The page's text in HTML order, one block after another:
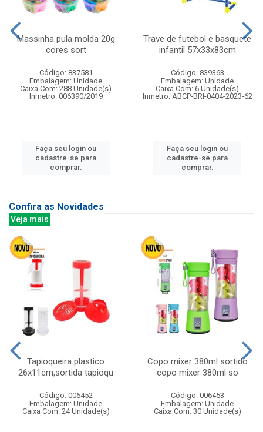
Massinha pula molda 20g
cores sort
Código: 837581
Embalagem: Unidade
Caixa Com: 288 Unidade(s)
Inmetro: 006390/2019
Faça seu login ou
cadastre-se para
comprar.
Trave de futebol e basquete
infantil 57x33x83cm
Código: 839363
Embalagem: Unidade
Caixa Com: 6 Unidade(s)
Inmetro: ABCP-BRI-0404-2023-62
Faça seu login ou
cadastre-se para
comprar.
Confira as Novidades
Veja mais
Tapioqueira plastico
26x11cm,sortida tapioqu
Código: 006452
Embalagem: Unidade
Caixa Com: 24 Unidade(s)
Copo mixer 380ml sortido
copo mixer 380ml so
Código: 006453
Embalagem: Unidade
Caixa Com: 30 Unidade(s)